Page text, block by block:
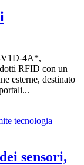
V1D-4A*,
RFID con un
esterne, destinato
sensori,